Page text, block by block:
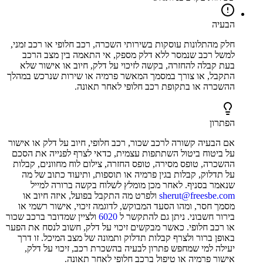
הבעיה
חלק מהתלונות עוסקות בשירותי השכרה, רכב חלופי או רכב זמני,
למשל רכב שנמסר ללא דלק מספק, אי התאמה בין מצב הרכב
בעת קבלה להחזרה, בקשה לזיכוי על דלק, חיוב או אישור שלא
התקבל, או צורך במסמך המאשר פרמיה או שירות שנרכש במהלך
ההשכרה או בתקופת רכב חלופי לאחר תאונה.
הפתרון
אם הבעיה קשורה לרכב שכור, רכב חלופי, חיוב על דלק או אישור
על ביטוח ביטול השתתפות עצמית, כדאי לצרף לפנייה את הסכם
ההשכרה, טופס מסירה, טופס החזרה, צילום לוח מחוונים, קבלות
על תדלוק, קבלות בגין פרמיה או תוספות, ותיעוד כתוב של מה
שנאמר בסניף. לאחר מכן מומלץ לשלוח בקשה ברורה למייל
sherut@freesbe.com ולפרט מה התקבל בפועל, איזה חיוב או
מסמך חסר, ומהו הסעד המבוקש, לדוגמה זיכוי, אישור רשמי או
בירור חשבוני. ניתן גם להתקשר ל 6020 ולציין שמדובר ברכב שכור
או רכב חלופי. כאשר מבקשים זיכוי על דלק, חשוב לנסח את הפער
באופן ברור ולצרף קבלות תדלוק ותמונה של מצב המיכל. זו דרך
יעילה למי שמחפש פתרון לבעיה בהשכרת רכב, זיכוי על דלק,
אישור פרמיה או טיפול ברכב חלופי לאחר תאונה.